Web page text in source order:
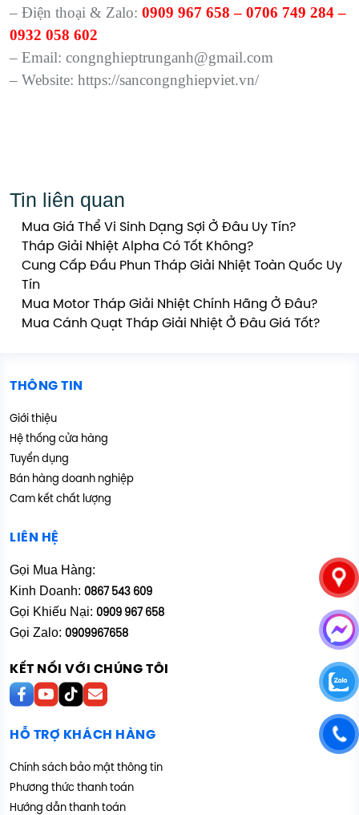
– Điện thoại & Zalo: 0909 967 658 – 0706 749 284 –
0932 058 602
– Email: congnghieptrunganh@gmail.com
– Website: https://sancongnghiepviet.vn/
Tin liên quan
Mua Giá Thể Vi Sinh Dạng Sợi Ở Đâu Uy Tín?
Tháp Giải Nhiệt Alpha Có Tốt Không?
Cung Cấp Đầu Phun Tháp Giải Nhiệt Toàn Quốc Uy
Tín
Mua Motor Tháp Giải Nhiệt Chính Hãng Ở Đâu?
Mua Cánh Quạt Tháp Giải Nhiệt Ở Đâu Giá Tốt?
THÔNG TIN
Giới thiệu
Hệ thống cửa hàng
Tuyển dụng
Bán hàng doanh nghiệp
Cam kết chất lượng
LIÊN HỆ
Gọi Mua Hàng:
Kinh Doanh: 0867 543 609
Gọi Khiếu Nại: 0909 967 658
Gọi Zalo: 0909967658
KẾT NỐI VỚI CHÚNG TÔI
HỖ TRỢ KHÁCH HÀNG
Chính sách bảo mật thông tin
Phương thức thanh toán
Hướng dẫn thanh toán